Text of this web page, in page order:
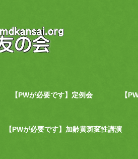
【PWが必要です】定例会 【
【PWが必要です】加齢黄斑変性講演